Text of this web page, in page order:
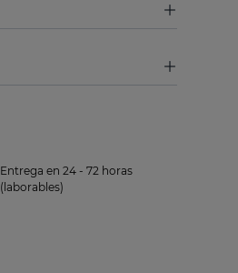
Entrega en 24 - 72 horas
(laborables)